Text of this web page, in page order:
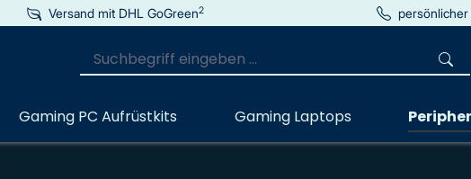
Versand mit DHL GoGreen2
Gaming PC Aufrüstkits Gaming Laptops